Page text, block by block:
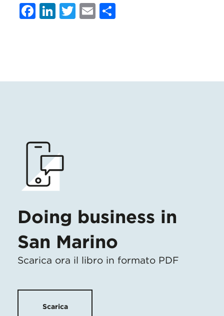
Facebook
LinkedIn
Twitter
Email
Doing business in
San Marino
Scarica ora il libro in formato PDF
Scarica